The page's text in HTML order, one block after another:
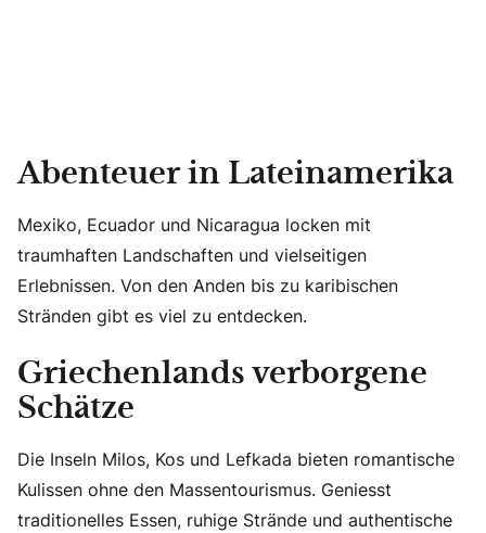
Abenteuer in Lateinamerika
Mexiko, Ecuador und Nicaragua locken mit
traumhaften Landschaften und vielseitigen
Erlebnissen. Von den Anden bis zu karibischen
Stränden gibt es viel zu entdecken.
Griechenlands verborgene
Schätze
Die Inseln Milos, Kos und Lefkada bieten romantische
Kulissen ohne den Massentourismus. Geniesst
traditionelles Essen, ruhige Strände und authentische